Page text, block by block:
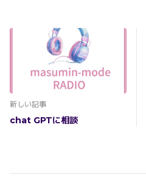
新しい記事
chat GPTに相談